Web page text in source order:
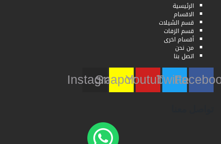
الرئيسية
الاقسام
قسم الشيلات
قسم الزفات
أقسام اخرى
من نحن
اتصل بنا
Twitter
Youtube
Snapchat
Instagram